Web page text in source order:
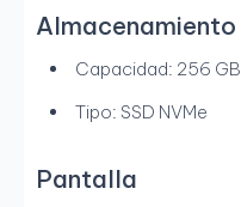
Almacenamiento
Capacidad: 256 GB
Tipo: SSD NVMe
Pantalla